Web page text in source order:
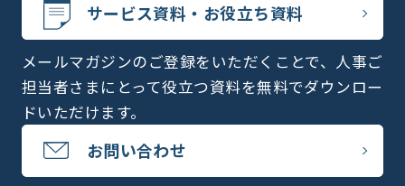
サービス資料・お役立ち資料
メールマガジンのご登録をいただくことで、人事ご
担当者さまにとって役立つ資料を無料でダウンロー
ドいただけます。
お問い合わせ